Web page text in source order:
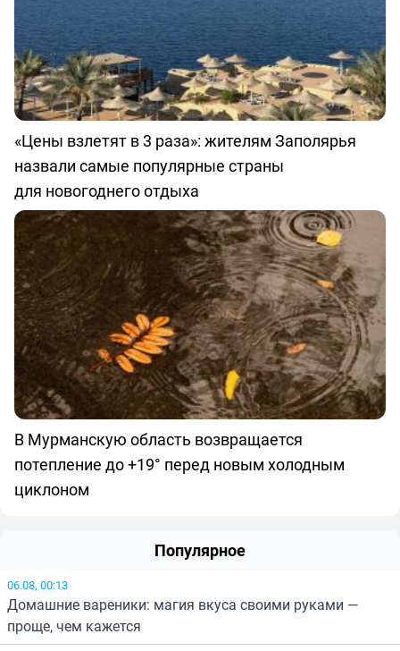
«Цены взлетят в 3 раза»: жителям Заполярья
назвали самые популярные страны
для новогоднего отдыха
В Мурманскую область возвращается
потепление до +19° перед новым холодным
циклоном
Популярное
06.08, 00:13
Домашние вареники: магия вкуса своими руками —
проще, чем кажется